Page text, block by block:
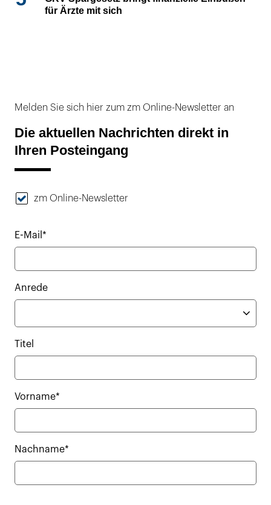
für Ärzte mit sich
Melden Sie sich hier zum zm Online-Newsletter an
Die aktuellen Nachrichten direkt in
Ihren Posteingang
zm Online-Newsletter
E-Mail*
Anrede
Titel
Vorname*
Nachname*